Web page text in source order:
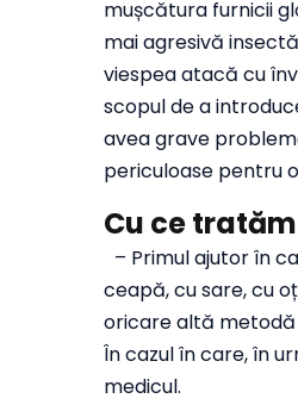
mușcătura furnicii
mai agresivă
viespea atacă cu
scopul de a
avea grave
periculoase pentru
Cu ce
– Primul ajutor în
ceapă, cu sare, cu
oricare altă metodă
În cazul în care, în
medicul.